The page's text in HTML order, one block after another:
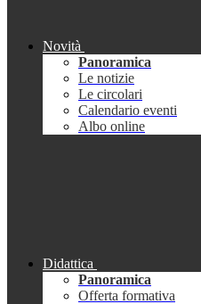
Novità
Panoramica
Le notizie
Le circolari
Calendario eventi
Albo online
Didattica
Panoramica
Offerta formativa